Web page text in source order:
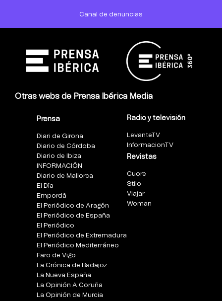
Canal de denuncias
Otras webs de Prensa Ibérica Media
Prensa
Diari de Girona
Diario de Córdoba
Diario de Ibiza
INFORMACIÓN
Diario de Mallorca
El Día
Empordà
El Periódico de Aragón
El Periódico de España
El Periódico
El Periódico de Extremadura
El Periódico Mediterráneo
Faro de Vigo
La Crónica de Badajoz
La Nueva España
La Opinión A Coruña
La Opinión de Murcia
Radio y televisión
LevanteTV
InformacionTV
Revistas
Cuore
Stilo
Viajar
Woman